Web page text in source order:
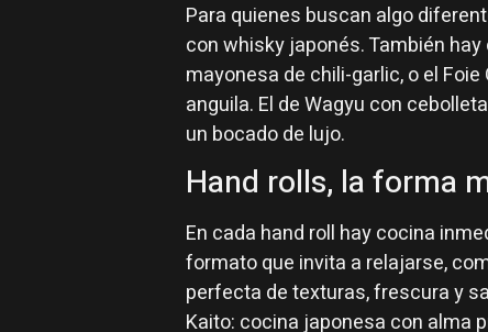
Para quienes buscan algo
con whisky japonés. También
mayonesa de chili-garlic, o el
anguila. El de Wagyu con
un bocado de lujo.
Hand rolls, la forma
En cada hand roll hay cocina
formato que invita a relajarse,
perfecta de texturas, frescura y
Kaito: cocina japonesa con alma